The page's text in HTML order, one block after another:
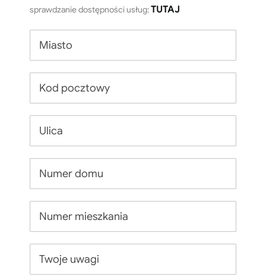
sprawdzanie dostępności usług:TUTAJ